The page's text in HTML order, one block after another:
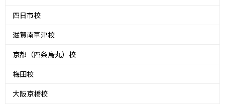
四日市校
滋賀南草津校
京都（四条烏丸）校
梅田校
大阪京橋校